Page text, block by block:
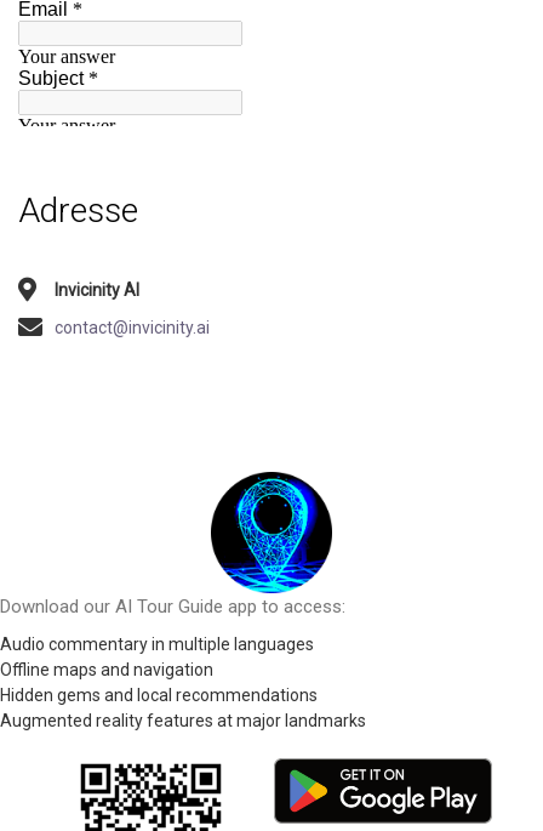
Adresse
Invicinity AI
contact@invicinity.ai
Download our AI Tour Guide app to access:
Audio commentary in multiple languages
Offline maps and navigation
Hidden gems and local recommendations
Augmented reality features at major landmarks